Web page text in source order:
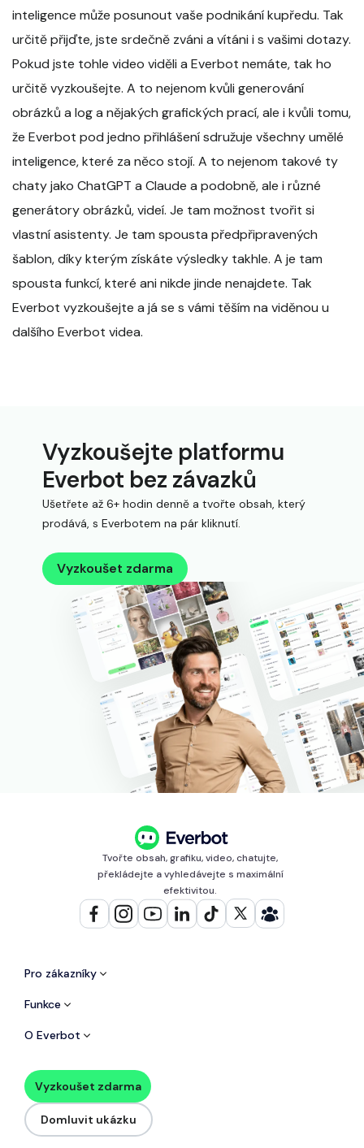
inteligence může posunout vaše podnikání kupředu. Tak
určitě přijďte, jste srdečně zváni a vítáni i s vašimi dotazy.
Pokud jste tohle video viděli a Everbot nemáte, tak ho
určitě vyzkoušejte. A to nejenom kvůli generování
obrázků a log a nějakých grafických prací, ale i kvůli tomu,
že Everbot pod jedno přihlášení sdružuje všechny umělé
inteligence, které za něco stojí. A to nejenom takové ty
chaty jako ChatGPT a Claude a podobně, ale i různé
generátory obrázků, videí. Je tam možnost tvořit si
vlastní asistenty. Je tam spousta předpřipravených
šablon, díky kterým získáte výsledky takhle. A je tam
spousta funkcí, které ani nikde jinde nenajdete. Tak
Everbot vyzkoušejte a já se s vámi těším na viděnou u
dalšího Everbot videa.
Vyzkoušejte platformu
Everbot bez závazků
Ušetřete až 6+ hodin denně a tvořte obsah, který
prodává, s Everbotem na pár kliknutí.
Vyzkoušet zdarma
Tvořte obsah, grafiku, video, chatujte,
překládejte a vyhledávejte s maximální
efektivitou.
Pro zákazníky
Funkce
O Everbot
Vyzkoušet zdarma
Domluvit ukázku